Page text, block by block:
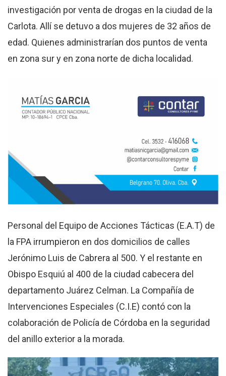
investigación por venta de drogas en la ciudad de la
Carlota. Allí se detuvo a dos mujeres de 32 años de
edad. Quienes administrarían dos puntos de venta
en zona sur y en zona norte de dicha localidad.
Personal del Equipo de Acciones Tácticas (E.A.T) de
la FPA irrumpieron en dos domicilios de calles
Jerónimo Luis de Cabrera al 500. Y el restante en
Obispo Esquiú al 400 de la ciudad cabecera del
departamento Juárez Celman. La Compañía de
Intervenciones Especiales (C.I.E) contó con la
colaboración de Policía de Córdoba en la seguridad
del anillo exterior a la morada.